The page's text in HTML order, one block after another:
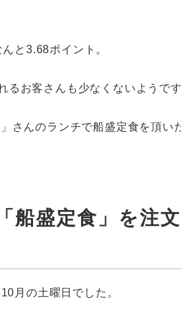
と3.68ポイント。
お客さんも少なくないようです
さんのランチで船盛定食を頂い
船盛定食」を注
月の土曜日でした。